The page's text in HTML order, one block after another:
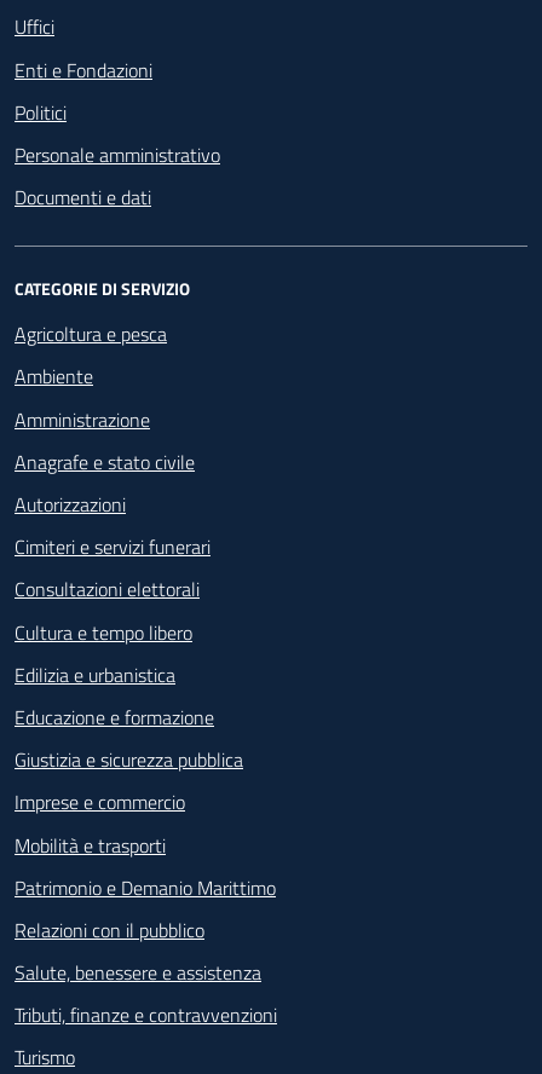
disabilità, presenti sul sito web del
delle Barriere Architettoniche – PEBA in
i servizi
l’accesso alle spiagge del litorale
spazi attrezzati e il supporto di personale
Stakeholder Engagement
stakeholder engagement per il
miglioramento della qualità della
comunicazione e verifica dei processi.
Risultati Focus Group Accessibilità 2024
cittadinanza 2024
Suggerimenti e Reclami
SegnalaCi
Uffici
Enti e Fondazioni
Politici
Personale amministrativo
Documenti e dati
CATEGORIE DI SERVIZIO
Agricoltura e pesca
Ambiente
Amministrazione
Anagrafe e stato civile
Autorizzazioni
Cimiteri e servizi funerari
Consultazioni elettorali
Cultura e tempo libero
Edilizia e urbanistica
Educazione e formazione
Giustizia e sicurezza pubblica
Imprese e commercio
Mobilità e trasporti
Patrimonio e Demanio Marittimo
Relazioni con il pubblico
Salute, benessere e assistenza
Tributi, finanze e contravvenzioni
Turismo